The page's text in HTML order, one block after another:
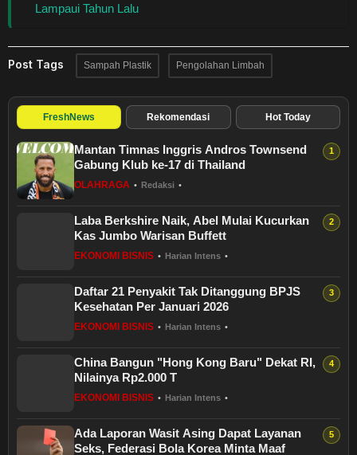
Lampaui Tahun Lalu
Post Tags Sampah Plastik Pengolahan Limbah
FreshNews Rekomendasi Hot Today
Mantan Timnas Inggris Andros Townsend
Gabung Klub ke-17 di Thailand
OLAHRAGA • Redaksi •
Laba Berkshire Naik, Abel Mulai Kucurkan
Kas Jumbo Warisan Buffett
EKONOMI BISNIS • Harian Intens •
Daftar 21 Penyakit Tak Ditanggung BPJS
Kesehatan Per Januari 2026
EKONOMI BISNIS • Harian Intens •
China Bangun "Hong Kong Baru" Dekat RI,
Nilainya Rp2.000 T
EKONOMI BISNIS • Harian Intens •
Ada Laporan Wasit Asing Dapat Layanan
Seks, Federasi Bola Korea Minta Maaf